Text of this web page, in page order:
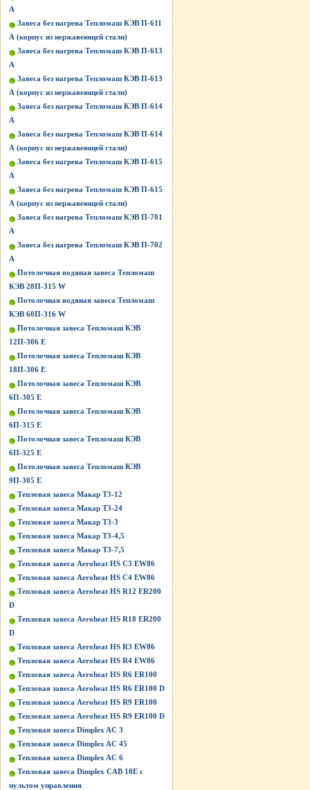
А
Завеса без нагрева Тепломаш КЭВ П-611
А (корпус из нержавеющей стали)
Завеса без нагрева Тепломаш КЭВ П-613
А
Завеса без нагрева Тепломаш КЭВ П-613
А (корпус из нержавеющей стали)
Завеса без нагрева Тепломаш КЭВ П-614
А
Завеса без нагрева Тепломаш КЭВ П-614
А (корпус из нержавеющей стали)
Завеса без нагрева Тепломаш КЭВ П-615
А
Завеса без нагрева Тепломаш КЭВ П-615
А (корпус из нержавеющей стали)
Завеса без нагрева Тепломаш КЭВ П-701
А
Завеса без нагрева Тепломаш КЭВ П-702
А
Потолочная водяная завеса Тепломаш
КЭВ 28П-315 W
Потолочная водяная завеса Тепломаш
КЭВ 60П-316 W
Потолочная завеса Тепломаш КЭВ
12П-306 Е
Потолочная завеса Тепломаш КЭВ
18П-306 Е
Потолочная завеса Тепломаш КЭВ
6П-305 Е
Потолочная завеса Тепломаш КЭВ
6П-315 Е
Потолочная завеса Тепломаш КЭВ
6П-325 Е
Потолочная завеса Тепломаш КЭВ
9П-305 Е
Тепловая завеса Макар Т3-12
Тепловая завеса Макар Т3-24
Тепловая завеса Макар Т3-3
Тепловая завеса Макар Т3-4,5
Тепловая завеса Макар Т3-7,5
Тепловая завеса Aeroheat HS C3 EW86
Тепловая завеса Aeroheat HS C4 EW86
Тепловая завеса Aeroheat HS R12 ER200
D
Тепловая завеса Aeroheat HS R18 ER200
D
Тепловая завеса Aeroheat HS R3 EW86
Тепловая завеса Aeroheat HS R4 EW86
Тепловая завеса Aeroheat HS R6 ER100
Тепловая завеса Aeroheat HS R6 ER100 D
Тепловая завеса Aeroheat HS R9 ER100
Тепловая завеса Aeroheat HS R9 ER100 D
Тепловая завеса Dimplex AC 3
Тепловая завеса Dimplex AC 45
Тепловая завеса Dimplex AC 6
Тепловая завеса Dimplex CAB 10E с
пультом управления